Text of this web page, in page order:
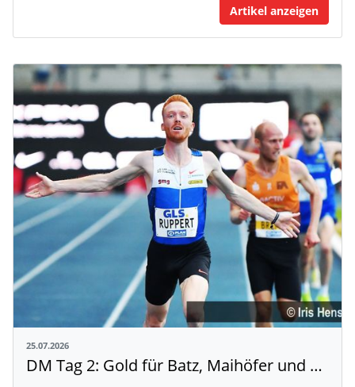
Artikel anzeigen
25.07.2026
DM Tag 2: Gold für Batz, Maihöfer und Ruppert